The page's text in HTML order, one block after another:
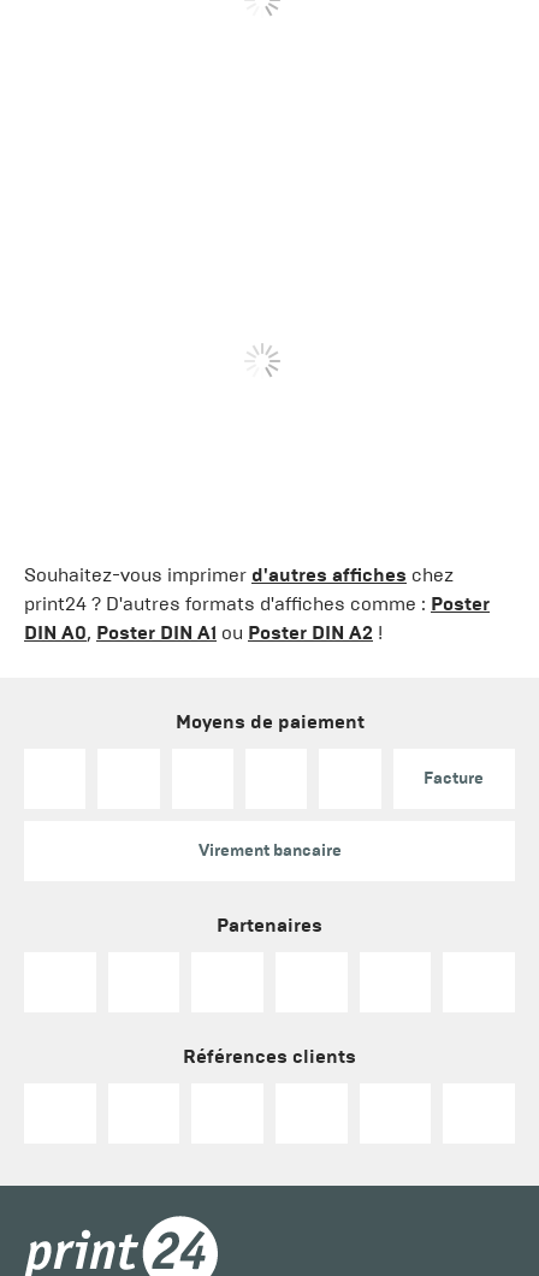
Souhaitez-vous imprimer d'autres affiches chez
print24 ? D'autres formats d'affiches comme : Poster
DIN A0, Poster DIN A1 ou Poster DIN A2 !
Moyens de paiement
Facture
Virement bancaire
Partenaires
Références clients